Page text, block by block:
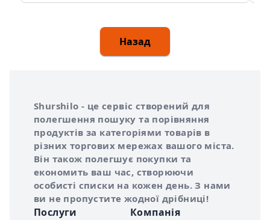
Назад
Про сервіс Shurshilo
Shurshilo - це сервіс створений для
полегшення пошуку та порівняння
продуктів за категоріями товарів в
різних торгових мережах вашого міста.
Він також полегшує покупки та
економить ваш час, створюючи
особисті списки на кожен день. З нами
ви не пропустите жодної дрібниці!
Послуги Компанія